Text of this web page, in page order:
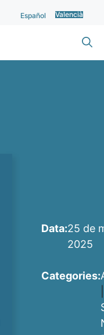
Español Valencià
Data:25 de
2025
Categories: